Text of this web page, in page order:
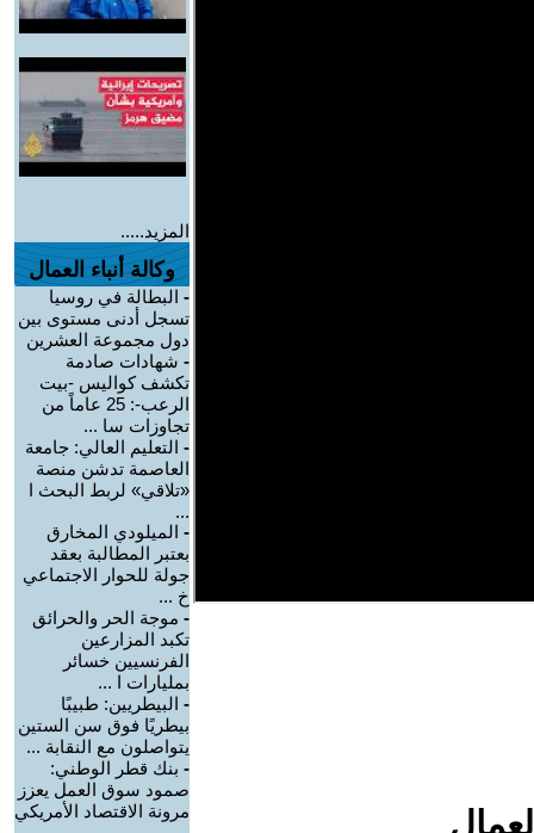
المزيد.....
وكالة أنباء العمال
- البطالة في روسيا
تسجل أدنى مستوى بين
دول مجموعة العشرين
- شهادات صادمة
تكشف كواليس -بيت
الرعب-: 25 عاماً من
تجاوزات سا ...
- التعليم العالي: جامعة
العاصمة تدشن منصة
«تلاقي» لربط البحث ا
...
- الميلودي المخارق
بعتبر المطالبة بعقد
جولة للحوار الاجتماعي
خ ...
- موجة الحر والحرائق
تكبد المزارعين
الفرنسيين خسائر
بمليارات ا ...
- البيطريين: طبيبًا
بيطريًا فوق سن الستين
يتواصلون مع النقابة ...
- بنك قطر الوطني:
صمود سوق العمل يعزز
مرونة الاقتصاد الأمريكي